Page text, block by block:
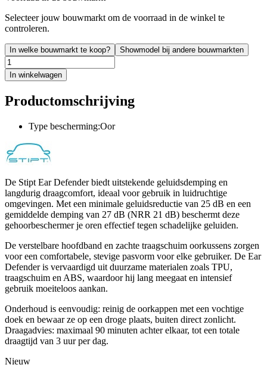
Selecteer jouw bouwmarkt om de voorraad in de winkel te
controleren.
In welke bouwmarkt te koop? Showmodel bij andere bouwmarkten
In winkelwagen
Productomschrijving
Type bescherming:Oor
De Stipt Ear Defender biedt uitstekende geluidsdemping en
langdurig draagcomfort, ideaal voor gebruik in luidruchtige
omgevingen. Met een minimale geluidsreductie van 25 dB en een
gemiddelde demping van 27 dB (NRR 21 dB) beschermt deze
gehoorbeschermer je oren effectief tegen schadelijke geluiden.
De verstelbare hoofdband en zachte traagschuim oorkussens zorgen
voor een comfortabele, stevige pasvorm voor elke gebruiker. De Ear
Defender is vervaardigd uit duurzame materialen zoals TPU,
traagschuim en ABS, waardoor hij lang meegaat en intensief
gebruik moeiteloos aankan.
Onderhoud is eenvoudig: reinig de oorkappen met een vochtige
doek en bewaar ze op een droge plaats, buiten direct zonlicht.
Draagadvies: maximaal 90 minuten achter elkaar, tot een totale
draagtijd van 3 uur per dag.
Nieuw